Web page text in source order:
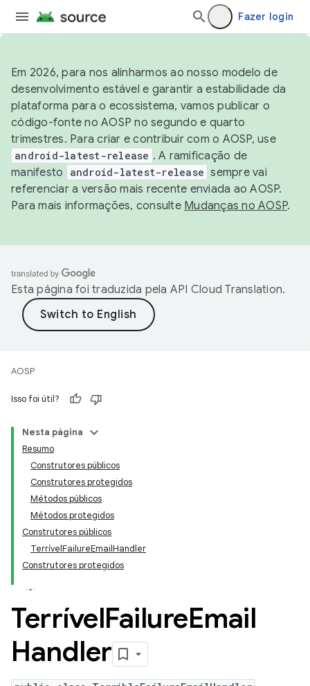
Fazer login
Em 2026, para nos alinharmos ao nosso modelo de
desenvolvimento estável e garantir a estabilidade da
plataforma para o ecossistema, vamos publicar o
código-fonte no AOSP no segundo e quarto
trimestres. Para criar e contribuir com o AOSP, use
android-latest-release . A ramificação de
manifesto
android-latest-release sempre vai
referenciar a versão mais recente enviada ao AOSP.
Para mais informações, consulte Mudanças no AOSP.
Esta página foi traduzida pela API Cloud Translation.
AOSP
Isso foi útil?
Nesta página
Resumo
Construtores públicos
Construtores protegidos
Métodos públicos
Métodos protegidos
Construtores públicos
TerrívelFailureEmailHandler
Construtores protegidos
TerrívelFailureEmail
Handler